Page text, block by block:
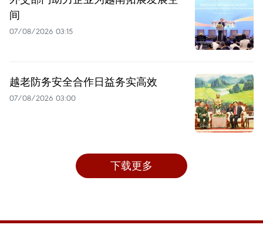
间
07/08/2026 03:15
越老防务安全合作日益务实高效
07/08/2026 03:00
下载更多